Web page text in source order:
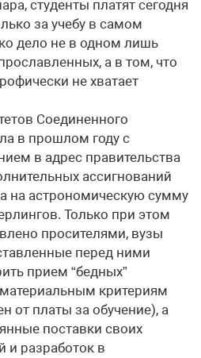
студенты платят сегодня
за учебу в самом
дело не в одном лишь
а в том, что
не хватает
Соединенного
в прошлом году с
в адрес правительства
ассигнований
на астрономическую сумму
Только при этом
просителями, вузы
перед ними
прием “бедных”
материальным критериям
от платы за обучение), а
поставки своих
и разработок в